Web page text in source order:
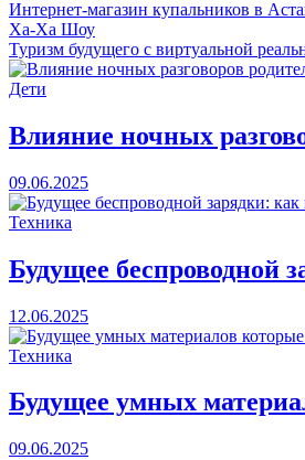
Интернет-магазин купальников в
Ха-Ха Шоу
Туризм будущего с виртуальной
Дети
Влияние ночных
09.06.2025
Техника
Будущее беспроводной
12.06.2025
Техника
Будущее умных
09.06.2025